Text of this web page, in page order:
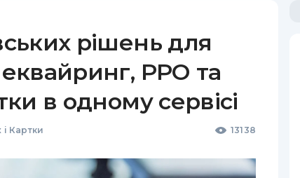
рішень для
РРО та
в одному сервісі
і Картки 13138